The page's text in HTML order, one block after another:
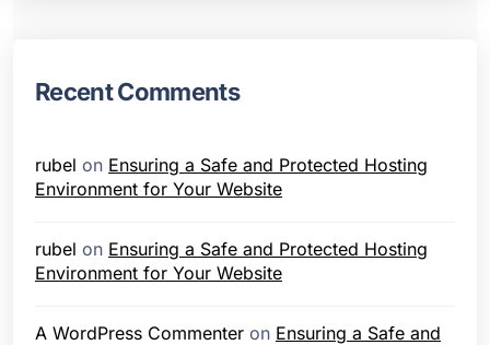
Recent Comments
rubel on Ensuring a Safe and Protected Hosting
Environment for Your Website
rubel on Ensuring a Safe and Protected Hosting
Environment for Your Website
A WordPress Commenter on Ensuring a Safe and